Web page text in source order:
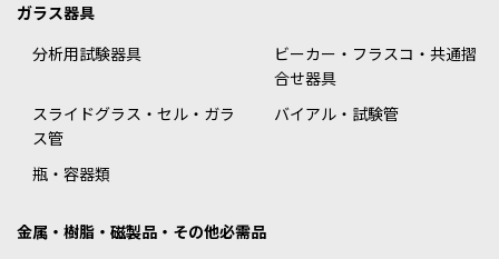
ガラス器具
分析用試験器具
ビーカー・フラスコ・共通摺
合せ器具
スライドグラス・セル・ガラ
ス管
バイアル・試験管
瓶・容器類
金属・樹脂・磁製品・その他必需品